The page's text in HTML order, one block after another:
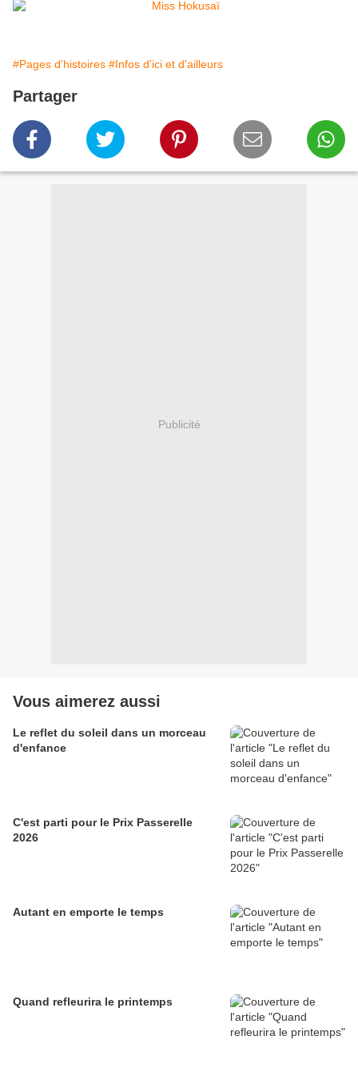
#Pages d'histoires #Infos d'ici et d'ailleurs
Partager
Publicité
Vous aimerez aussi
Le reflet du soleil dans un morceau
d'enfance
C'est parti pour le Prix Passerelle
2026
Autant en emporte le temps
Quand refleurira le printemps